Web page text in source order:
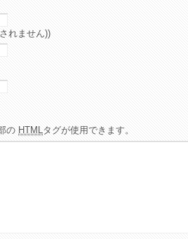
れません))
の HTMLタグが使用できます。